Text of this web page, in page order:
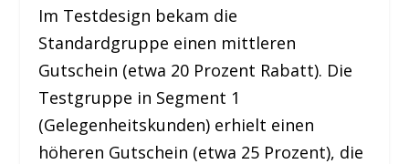
Im Testdesign bekam die
Standardgruppe einen mittleren
Gutschein (etwa 20 Prozent Rabatt). Die
Testgruppe in Segment 1
(Gelegenheitskunden) erhielt einen
höheren Gutschein (etwa 25 Prozent), die